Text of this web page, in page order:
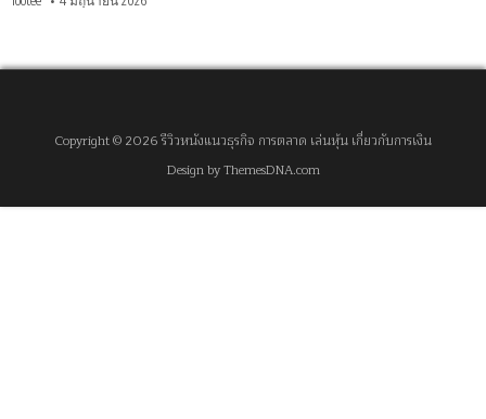
Copyright © 2026 รีวิวหนังแนวธุรกิจ การตลาด เล่นหุ้น เกี่ยวกับการเงิน
Design by ThemesDNA.com